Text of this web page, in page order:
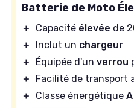
Batterie de Moto
＋ Capacité élevée de
＋
Inclut un chargeur
＋
Équipée d'un verrou
＋
Facilité de transport
＋
Classe énergétique A